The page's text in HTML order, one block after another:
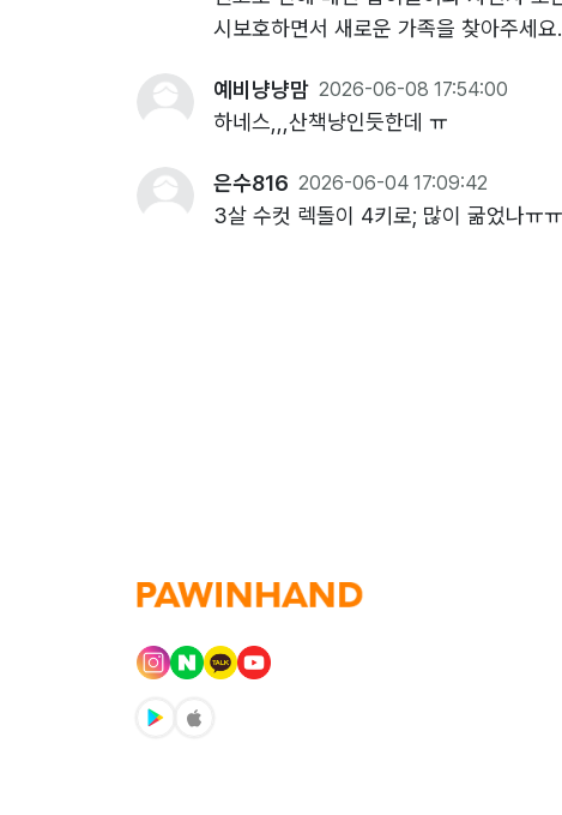
시보호하면서 새로운 가족을 찾아주세요.
예비냥냥맘 2026-06-08 17:54:00
하네스,,,산책냥인듯한데 ㅠ
은수816 2026-06-04 17:09:42
3살 수컷 렉돌이 4키로; 많이 굶었나ㅠㅠ